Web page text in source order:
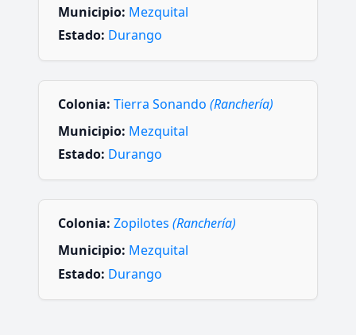
Municipio: Mezquital
Estado: Durango
Colonia: Tierra Sonando (Ranchería)
Municipio: Mezquital
Estado: Durango
Colonia: Zopilotes (Ranchería)
Municipio: Mezquital
Estado: Durango